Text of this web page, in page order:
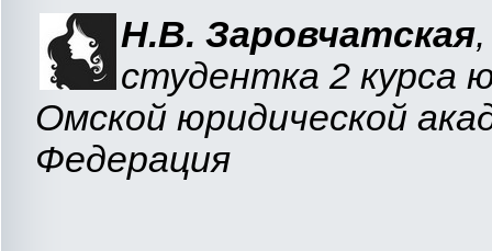
Н.В. Заровчатская,
студентка 2 курса
Омской юридической
Федерация